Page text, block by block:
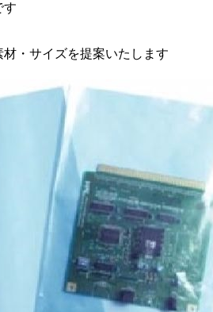
す
・サイズを提案いたします